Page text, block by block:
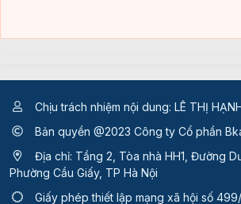
Chịu trách nhiệm nội dung: LÊ THỊ
Bản quyền @2023 Công ty Cổ phần
Địa chỉ: Tầng 2, Tòa nhà HH1, Đường
Phường Cầu Giấy, TP Hà Nội
Giấy phép thiết lập mạng xã hội số